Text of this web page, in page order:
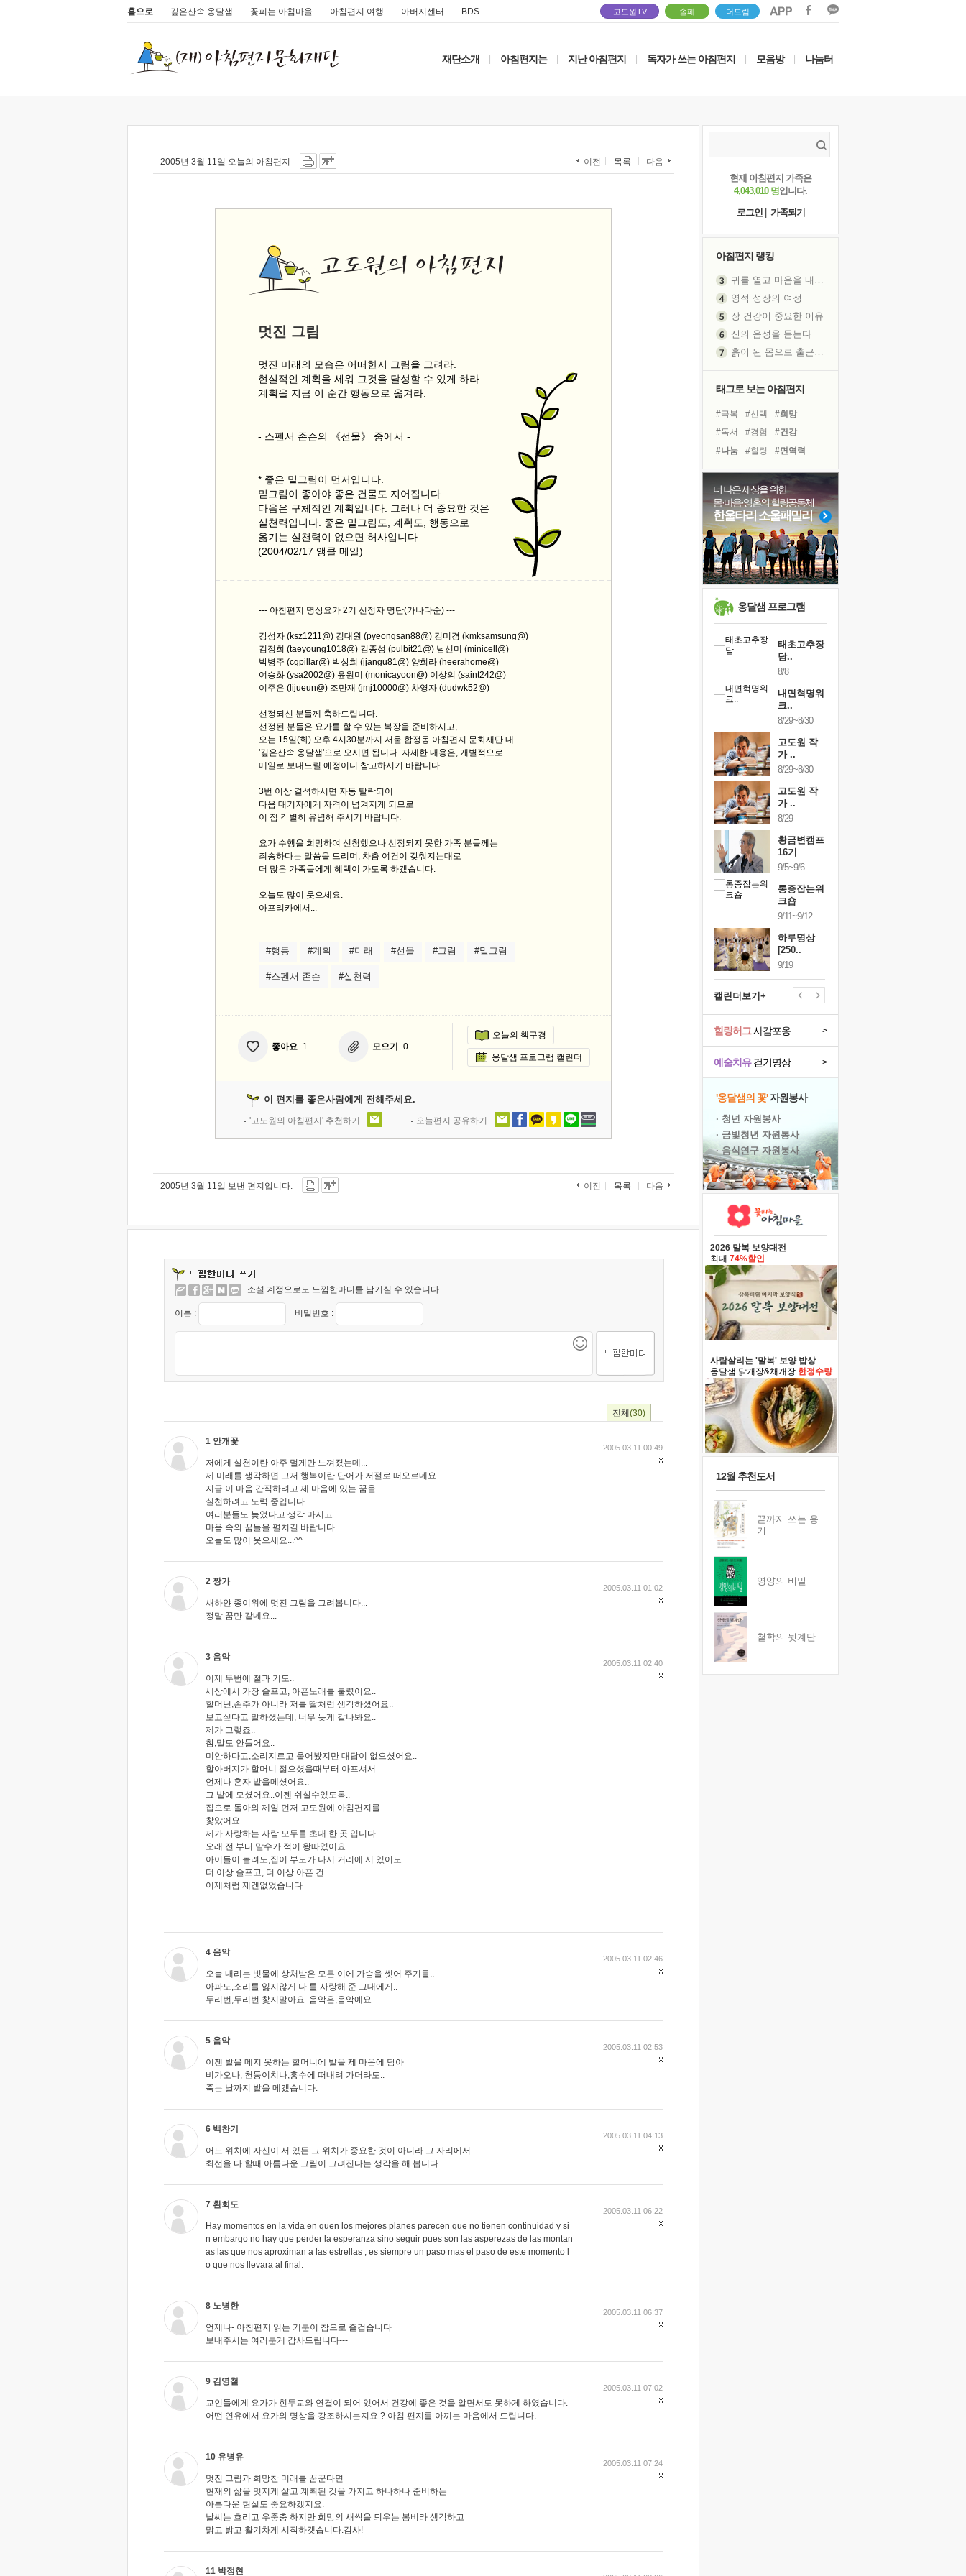
홈으로 깊은산속 옹달샘 꽃피는 아침마을 아침편지 여행 아버지센터 BDS 고도원TV 솔패 더드림
재단소개 아침편지는 지난 아침편지 독자가 쓰는 아침편지 모음방 나눔터
2005년 3월 11일 오늘의 아침편지 이전 목록 다음
멋진 그림
멋진 미래의 모습은 어떠한지 그림을 그려라.
현실적인 계획을 세워 그것을 달성할 수 있게 하라.
계획을 지금 이 순간 행동으로 옮겨라.
- 스펜서 존슨의 《선물》 중에서 -
* 좋은 밑그림이 먼저입니다.
밑그림이 좋아야 좋은 건물도 지어집니다.
다음은 구체적인 계획입니다. 그러나 더 중요한 것은
실천력입니다. 좋은 밑그림도, 계획도, 행동으로
옮기는 실천력이 없으면 허사입니다.
(2004/02/17 앵콜 메일)
--- 아침편지 명상요가 2기 선정자 명단(가나다순) ---
강성자 (ksz1211@) 김대원 (pyeongsan88@) 김미경 (kmksamsung@)
김정희 (taeyoung1018@) 김종성 (pulbit21@) 남선미 (minicell@)
박병주 (cgpillar@) 박상희 (jjangu81@) 양희라 (heerahome@)
여승화 (ysa2002@) 윤원미 (monicayoon@) 이상의 (saint242@)
이주은 (lijueun@) 조만재 (jmj10000@) 차영자 (dudwk52@)
선정되신 분들께 축하드립니다.
선정된 분들은 요가를 할 수 있는 복장을 준비하시고,
오는 15일(화) 오후 4시30분까지 서울 합정동 아침편지 문화재단 내
'깊은산속 옹달샘'으로 오시면 됩니다. 자세한 내용은, 개별적으로
메일로 보내드릴 예정이니 참고하시기 바랍니다.
3번 이상 결석하시면 자동 탈락되어
다음 대기자에게 자격이 넘겨지게 되므로
이 점 각별히 유념해 주시기 바랍니다.
요가 수행을 희망하여 신청했으나 선정되지 못한 가족 분들께는
죄송하다는 말씀을 드리며, 차츰 여건이 갖춰지는대로
더 많은 가족들에게 혜택이 가도록 하겠습니다.
오늘도 많이 웃으세요.
아프리카에서...
#행동 #계획 #미래 #선물 #그림 #밑그림
#스펜서 존슨 #실천력
좋아요 1 모으기 0
오늘의 책구경
옹달샘 프로그램 캘린더
이 편지를 좋은사람에게 전해주세요.
'고도원의 아침편지' 추천하기 오늘편지 공유하기
2005년 3월 11일 보낸 편지입니다. 이전 목록 다음
소셜 계정으로도 느낌한마디를 남기실 수 있습니다.
이름 : 비밀번호 :
전체 (30)
1 안개꽃
저에게 실천이란 아주 멀게만 느껴졌는데...
제 미래를 생각하면 그저 행복이란 단어가 저절로 떠오르네요.
지금 이 마음 간직하려고 제 마음에 있는 꿈을
실천하려고 노력 중입니다.
여러분들도 늦었다고 생각 마시고
마음 속의 꿈들을 펼치길 바랍니다.
오늘도 많이 웃으세요...^^
2005.03.11 00:49
2 짱가
새하얀 종이위에 멋진 그림을 그려봅니다...
정말 꿈만 같네요...
2005.03.11 01:02
3 음악
어제 두번에 절과 기도..
세상에서 가장 슬프고, 아픈노래를 불렸어요..
할머닌,손주가 아니라 저를 딸처럼 생각하셨어요..
보고싶다고 말하셨는데, 너무 늦게 같나봐요..
제가 그렇죠..
참,말도 안들어요..
미안하다고,소리지르고 울어봤지만 대답이 없으셨어요..
할아버지가 할머니 젊으셨을때부터 아프셔서
언제나 혼자 밭을메셨어요..
그 밭에 모셨어요..이젠 쉬실수있도록..
집으로 돌아와 제일 먼저 고도원에 아침편지를
찿았어요..
제가 사랑하는 사람 모두를 초대 한 곳.입니다
오래 전 부터 말수가 적어 왕따였어요..
아이들이 놀려도,집이 부도가 나서 거리에 서 있어도..
더 이상 슬프고, 더 이상 아픈 건.
어제처럼 제겐없었습니다
2005.03.11 02:40
4 음악
오늘 내리는 빗물에 상처받은 모든 이에 가슴을 씻어 주기를..
아파도,소리를 잃지않게 나 를 사랑해 준 그대에게..
두리번,두리번 찿지말아요..음악은,음악예요..
2005.03.11 02:46
5 음악
이젠 밭을 메지 못하는 할머니에 밭을 제 마음에 담아
비가오나, 천둥이치나,홍수에 떠내려 가더라도..
죽는 날까지 밭을 메겠습니다.
2005.03.11 02:53
6 백찬기
어느 위치에 자신이 서 있든 그 위치가 중요한 것이 아니라 그 자리에서
최선을 다 할때 아름다운 그림이 그려진다는 생각을 해 봅니다
2005.03.11 04:13
7 환회도
Hay momentos en la vida en quen los mejores planes parecen que no tienen continuidad y si
n embargo no hay que perder la esperanza sino seguir pues son las asperezas de las montan
as las que nos aproximan a las estrellas , es siempre un paso mas el paso de este momento l
o que nos llevara al final.
2005.03.11 06:22
8 노병한
언제나- 아침편지 읽는 기분이 참으로 즐겁습니다
보내주시는 여러분게 감사드립니다---
2005.03.11 06:37
9 김영철
교인들에게 요가가 힌두교와 연결이 되어 있어서 건강에 좋은 것을 알면서도 못하게 하였습니다.
어떤 연유에서 요가와 명상을 강조하시는지요 ? 아침 편지를 아끼는 마음에서 드립니다.
2005.03.11 07:02
10 유병유
멋진 그림과 희망찬 미래를 꿈꾼다면
현재의 삶을 멋지게 살고 계획된 것을 가지고 하나하나 준비하는
아름다운 현실도 중요하겠지요.
날씨는 흐리고 우중충 하지만 희망의 새싹을 틔우는 봄비라 생각하고
맑고 밝고 활기차게 시작하겟습니다.감사!
2005.03.11 07:24
11 박정현
현재 아침편지 가족은
4,043,010 명입니다.
로그인
가족되기
아침편지 랭킹
귀를 열고 마음을 내어주고
영적 성장의 여정
장 건강이 중요한 이유
신의 음성을 듣는다
흙이 된 몸으로 출근하는 여자
졸업식 사진을 보며
극심한 변비, 어깨결림, 수면 장애
아픈 아버지를 위한 공간 설계
슬럼프
보고 싶은 어머니
유년 시절의 부산 영도 바다
못된 꼰대들
희망이란
'모른다'는 것
태그로 보는 아침편지
#극복 #선택
#희망
#독서
#경험
#건강
#나눔
#힐링
#면역력
#바이러스
#아이들
#링컨학교
#비전캠프
#친구
#사람
#삶
#유튜브
#도움
#독서캠프
#위기 #명상
더 나은 세상을 위한
몸·마음·영혼의 힐링공동체
한울타리 소울패밀리
옹달샘 프로그램
태초고추장
담..
8/8
내면혁명워
크..
8/29~8/30
고도원 작
가 ..
8/29~8/30
고도원 작
가 ..
8/29
황금변캠프
16기
9/5~9/6
통증잡는워
크숍
9/11~9/12
하루명상
[250..
9/19
캘린더보기+
예술치유걷기명상 >
힐링허그사감포옹 >
'옹달샘의 꽃'자원봉사
· 청년 자원봉사
· 금빛청년 자원봉사
· 음식연구 자원봉사
2026 말복 보양대전
최대 74%할인
사람살리는 '말복' 보양 밥상
옹달샘 닭개장&채개장 한정수량
12월 추천도서
끝까지 쓰는 용
기
영양의 비밀
철학의 뒷계단